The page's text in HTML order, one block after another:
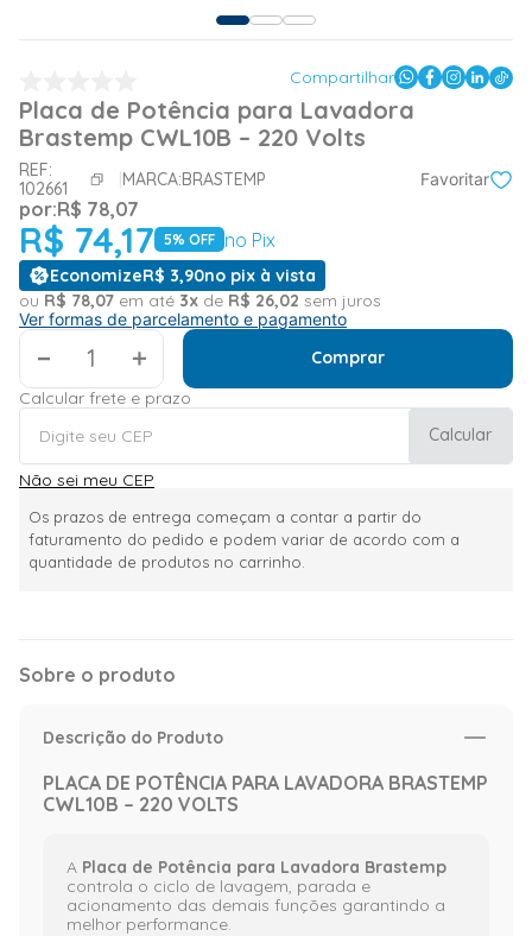
Compartilhar
Placa de Potência para Lavadora
Brastemp CWL10B – 220 Volts
REF:
102661
MARCA:BRASTEMP Favoritar
por:R$ 78,07
R$ 74,17 5% OFF no Pix
EconomizeR$ 3,90no pix à vista
ou R$ 78,07 em até 3x de R$ 26,02 sem juros
Ver formas de parcelamento e pagamento
＋
Comprar
Calcular frete e prazo
Calcular
Não sei meu CEP
Os prazos de entrega começam a contar a partir do
faturamento do pedido e podem variar de acordo com a
quantidade de produtos no carrinho.
Sobre o produto
Descrição do Produto
PLACA DE POTÊNCIA PARA LAVADORA BRASTEMP
CWL10B – 220 VOLTS
A Placa de Potência para Lavadora Brastemp
controla o ciclo de lavagem, parada e
acionamento das demais funções garantindo a
melhor performance.